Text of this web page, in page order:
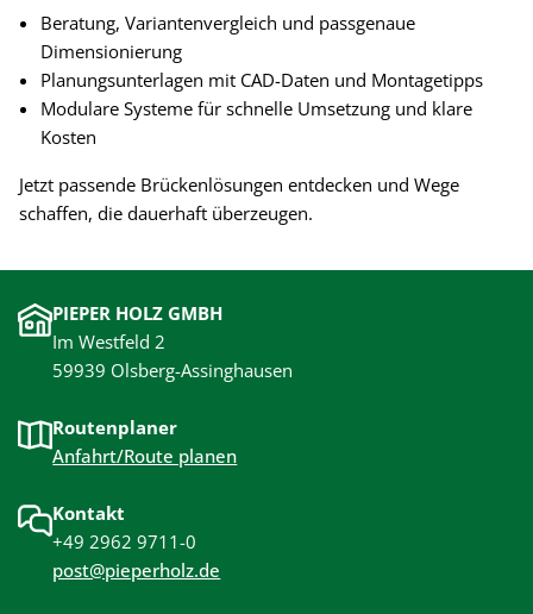
Beratung, Variantenvergleich und passgenaue
Dimensionierung
Planungsunterlagen mit CAD-Daten und Montagetipps
Modulare Systeme für schnelle Umsetzung und klare
Kosten
Jetzt passende Brückenlösungen entdecken und Wege
schaffen, die dauerhaft überzeugen.
PIEPER HOLZ GMBH
Im Westfeld 2
59939 Olsberg-Assinghausen
Routenplaner
Anfahrt/Route planen
Kontakt
+49 2962 9711-0
post@pieperholz.de